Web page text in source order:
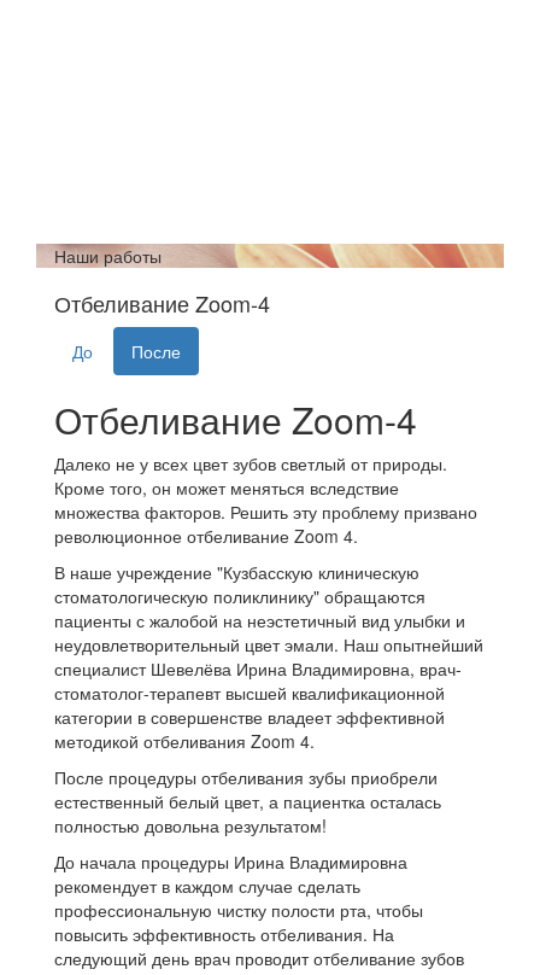
Наши работы
Отбеливание Zoom-4
До После
Отбеливание Zoom-4
Далеко не у всех цвет зубов светлый от природы.
Кроме того, он может меняться вследствие
множества факторов. Решить эту проблему призвано
революционное отбеливание Zoom 4.
В наше учреждение "Кузбасскую клиническую
стоматологическую поликлинику" обращаются
пациенты с жалобой на неэстетичный вид улыбки и
неудовлетворительный цвет эмали. Наш опытнейший
специалист Шевелёва Ирина Владимировна, врач-
стоматолог-терапевт высшей квалификационной
категории в совершенстве владеет эффективной
методикой отбеливания Zoom 4.
После процедуры отбеливания зубы приобрели
естественный белый цвет, а пациентка осталась
полностью довольна результатом!
До начала процедуры Ирина Владимировна
рекомендует в каждом случае сделать
профессиональную чистку полости рта, чтобы
повысить эффективность отбеливания. На
следующий день врач проводит отбеливание зубов